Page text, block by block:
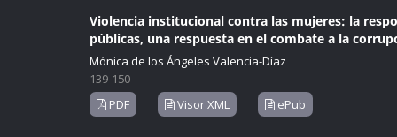
Violencia institucional contra las mujeres: la
públicas, una respuesta en el combate a la
Mónica de los Ángeles Valencia-Díaz
139-150
PDF
Visor XML ePub